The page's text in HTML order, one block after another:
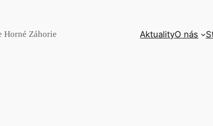
Horné Záhorie AktualityO nás